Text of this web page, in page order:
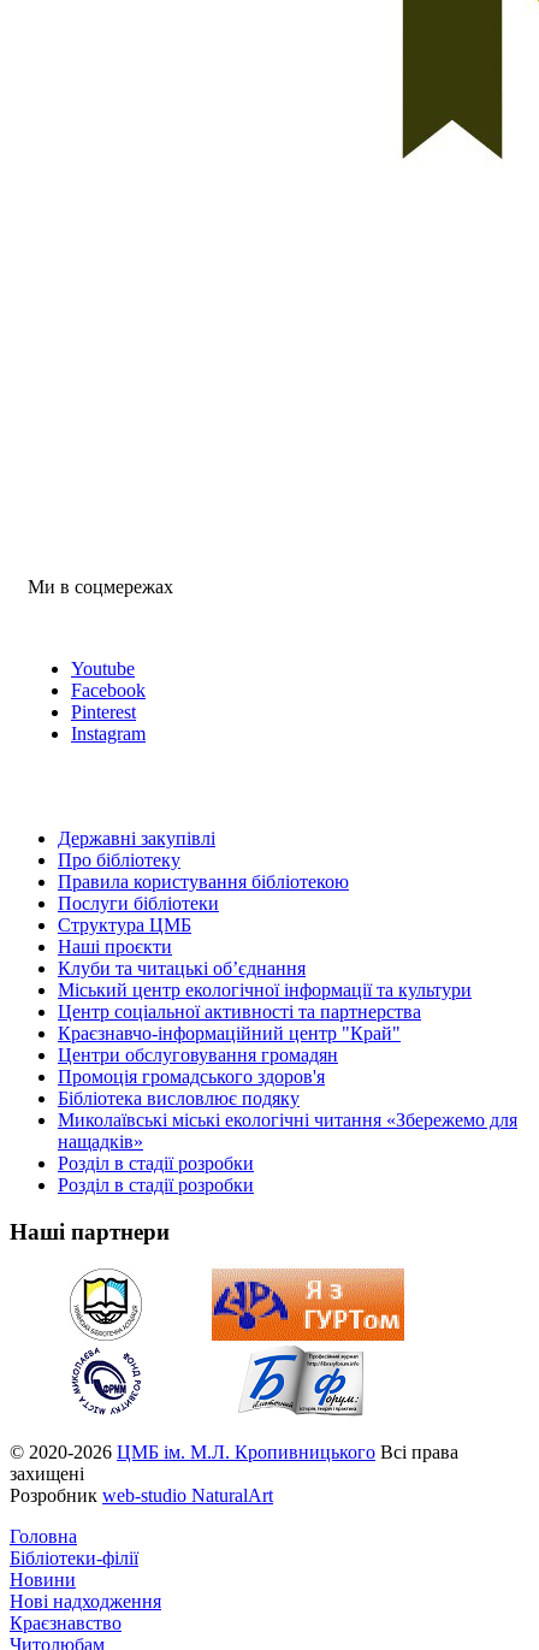
Ми в соцмережах
Youtube
Facebook
Pinterest
Instagram
Державні закупівлі
Про бібліотеку
Правила користування бібліотекою
Послуги бібліотеки
Структура ЦМБ
Наші проєкти
Клуби та читацькі об’єднання
Міський центр екологічної інформації та культури
Центр соціальної активності та партнерства
Краєзнавчо-інформаційний центр "Край"
Центри обслуговування громадян
Промоція громадського здоров'я
Бібліотека висловлює подяку
Миколаївські міські екологічні читання «Збережемо для
нащадків»
Розділ в стадії розробки
Розділ в стадії розробки
Наші партнери
© 2020-2026 ЦМБ ім. М.Л. Кропивницького Всі права
захищені
Розробник web-studio NaturalArt
Головна
Бібліотеки-філії
Новини
Нові надходження
Краєзнавство
Читолюбам